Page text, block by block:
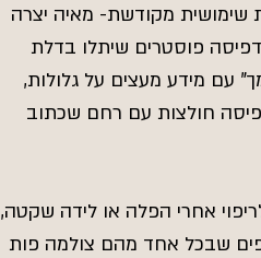
שימושית מקודשת- מאיה יצרה
פוסטרים שיתלו בדלת
עם מידע מעצים על גלולות,
חולצות עם רחם שכתוב
אחרי הפלה או לידה שקטה,
שבכל אחד מהם צולמה פות